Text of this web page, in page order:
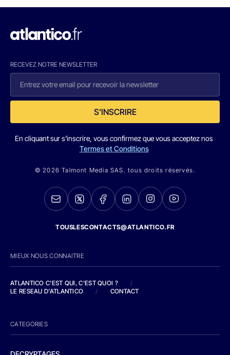
RECEVEZ NOTRE NEWSLETTER
S'INSCRIRE
En cliquant sur s'inscrire, vous confirmez que vous acceptez nos
Termes et Conditions
© 2026 Talmont Media SAS. tous droits réservés.
TOUSLESCONTACTS@ATLANTICO.FR
MIEUX NOUS CONNAITRE
ATLANTICO C'EST QUI, C'EST QUOI ?
/
LE RESEAU D'ATLANTICO
/ CONTACT
CATEGORIES